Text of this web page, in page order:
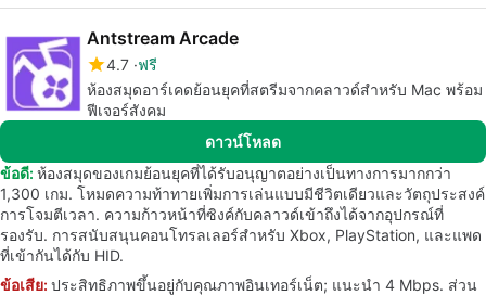
Antstream Arcade
4.7 ฟรี
ห้องสมุดอาร์เคดย้อนยุคที่สตรีมจากคลาวด์สำหรับ Mac พร้อม
ฟีเจอร์สังคม
ดาวน์โหลด
ข้อดี: ห้องสมุดของเกมย้อนยุคที่ได้รับอนุญาตอย่างเป็นทางการมากกว่า
1,300 เกม. โหมดความท้าทายเพิ่มการเล่นแบบมีชีวิตเดียวและวัตถุประสงค์
การโจมตีเวลา. ความก้าวหน้าที่ซิงค์กับคลาวด์เข้าถึงได้จากอุปกรณ์ที่
รองรับ. การสนับสนุนคอนโทรลเลอร์สำหรับ Xbox, PlayStation, และแพด
ที่เข้ากันได้กับ HID.
ข้อเสีย: ประสิทธิภาพขึ้นอยู่กับคุณภาพอินเทอร์เน็ต; แนะนำ 4 Mbps. ส่วน